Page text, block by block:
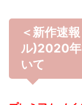
＜新作速
ル)2020
いて